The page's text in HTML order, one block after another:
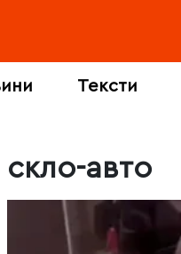
Тексти
скло-авто